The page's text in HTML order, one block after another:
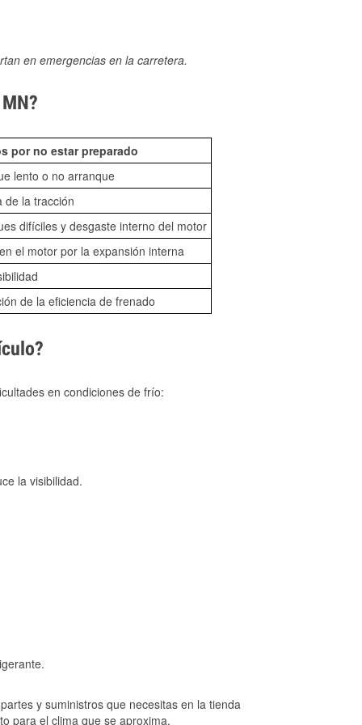
en emergencias en la carretera.
por no estar preparado
lento o no arranque
de la tracción
difíciles y desgaste interno del motor
el motor por la expansión interna
de la eficiencia de frenado
en condiciones de frío:
la visibilidad.
y suministros que necesitas en la tienda
para el clima que se aproxima.